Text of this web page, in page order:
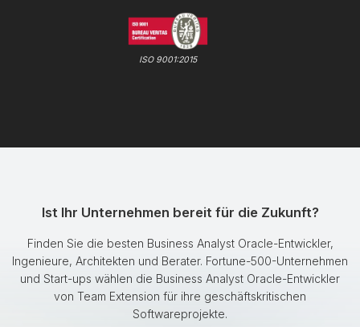
ISO 9001:2015
Ist Ihr Unternehmen bereit für die Zukunft?
Finden Sie die besten Business Analyst Oracle-Entwickler,
Ingenieure, Architekten und Berater. Fortune-500-Unternehmen
und Start-ups wählen die Business Analyst Oracle-Entwickler
von Team Extension für ihre geschäftskritischen
Softwareprojekte.